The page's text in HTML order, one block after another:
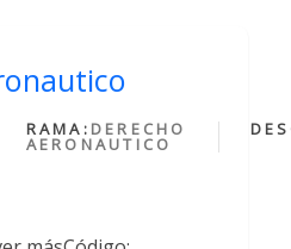
RAMA: DERECHO
AERONAUTICO